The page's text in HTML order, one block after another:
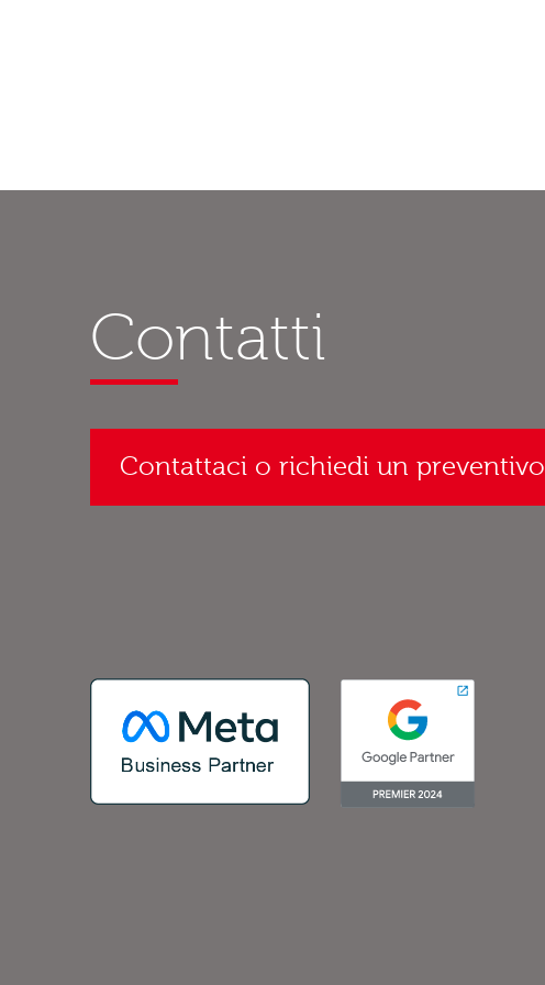
Contatti
Contattaci o richiedi un preventivo